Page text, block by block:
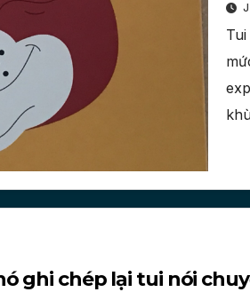
ghi chép lại tui nói